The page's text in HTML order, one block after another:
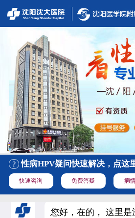
性病HPV疑问快速解决，点这
快速咨询 免费答疑 病
您好，在的， 这里